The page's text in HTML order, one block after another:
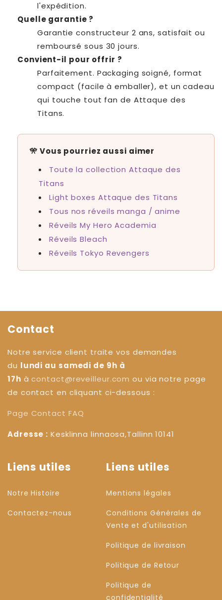
l'expédition.
Quelle garantie ?
Garantie constructeur 2 ans, satisfait ou
remboursé sous 30 jours.
Convient-il pour offrir ?
Parfaitement. Packaging soigné, format
compact (facile à emballer), et un cadeau
qui touche tout fan de Attaque des
Titans.
🎌 Vous pourriez aussi aimer
Toute la collection Attaque des
Titans
Light boxes Attaque des Titans
Tous nos réveils manga / anime
Réveils My Hero Academia
Réveils Bleach
Réveils Tokyo Revengers
Contact
Notre service client traite vos demandes
du lundi au samedi de 9h à
17h àcontact@reveilleur.com ou via notre page
de contact en cliquant ci-dessous :
Page Contact FAQ
Adresse : Kesklinna linnaosa,Tallinn 10141
Liens utiles
Notre Histoire
Contactez-nous
Liens utiles
Mentions légales
Conditions Générales de
Vente et d'utilisation
Politique de livraison
Politique de Retour
Politique de
confidentialité